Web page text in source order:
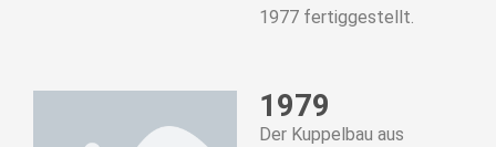
1977 fertiggestellt.
1979
Der Kuppelbau aus